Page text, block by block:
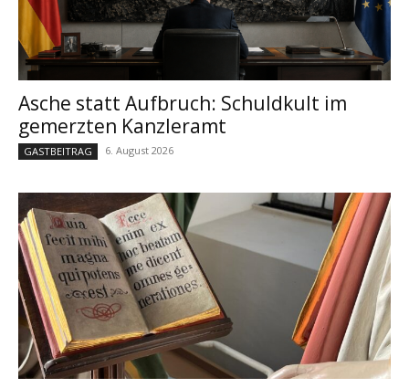
Asche statt Aufbruch: Schuldkult im
gemerzten Kanzleramt
GASTBEITRAG 6. August 2026